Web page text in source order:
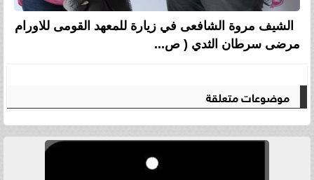
الشيف مروة الشافعى في زيارة للمعهد القومى للاورام
مرضى سرطان الثدي ( ص...
موضوعات متعلقة